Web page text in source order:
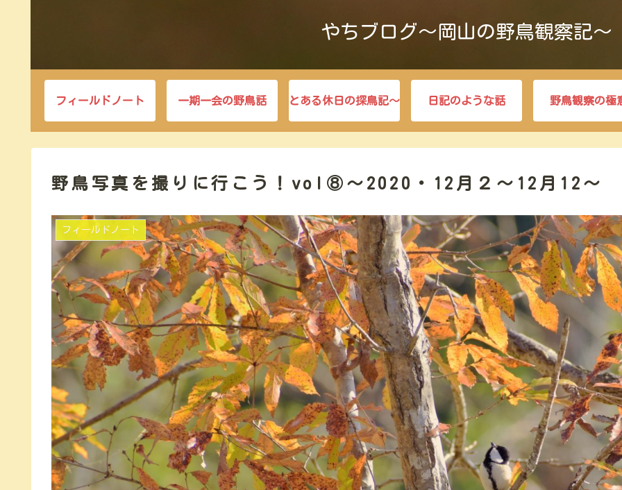
やちブログ～岡山の野鳥観察記～
フィールドノート 一期一会の野鳥話 とある休日の探鳥記～ 日記のような話 野鳥観察の極
野鳥写真を撮りに行こう！vol⑧～2020・12月２～12月12～
フィールドノート